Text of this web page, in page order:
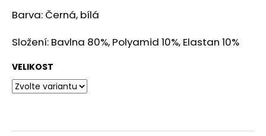
Barva: Černá, bílá
Složení: Bavlna 80%, Polyamid 10%, Elastan 10%
VELIKOST
D
o
p
u